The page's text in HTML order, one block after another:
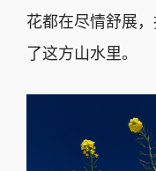
花都在尽情舒展
了这方山水里。